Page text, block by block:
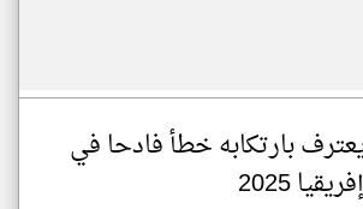
بارتكابه خطأ فادحا في
2025